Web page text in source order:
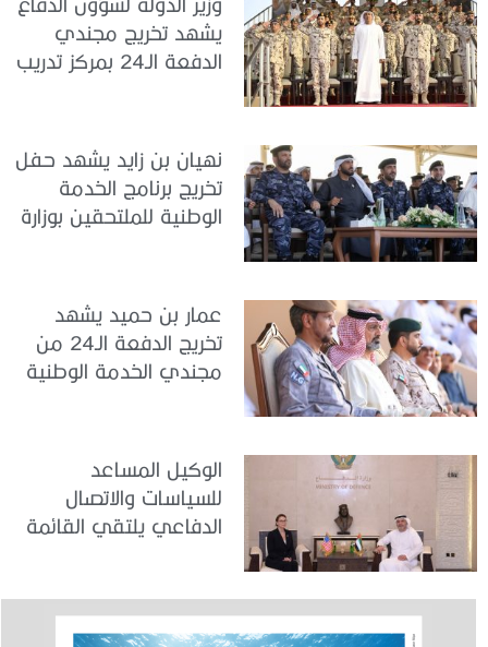
يشهد تخريج مجندي
الدفعة الـ24 بمركز تدريب
نهيان بن زايد يشهد حفل
تخريج برنامج الخدمة
الوطنية للملتحقين بوزارة
عمار بن حميد يشهد
تخريج الدفعة الـ24 من
مجندي الخدمة الوطنية
الوكيل المساعد
للسياسات والاتصال
الدفاعي يلتقي القائمة